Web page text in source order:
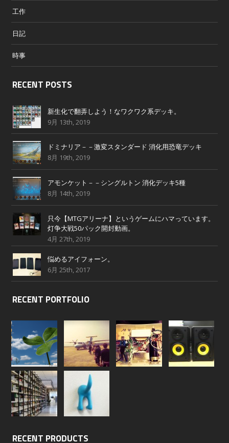
工作
日記
時事
RECENT POSTS
新生化で翻弄しよう！なワクワク系デッキ。
9月 13th, 2019
ドミナリア－－激変スタンダード 消化用恐竜デッキ
8月 19th, 2019
アモンケット－－シングルトン 消化デッキ5種
8月 14th, 2019
只今【MTGアリーナ】というゲームにハマっています。
灯争大戦50パック開封動画。
4月 27th, 2019
悩めるアイフォーン。
6月 25th, 2017
RECENT PORTFOLIO
RECENT PRODUCTS